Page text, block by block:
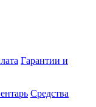
Гарантии и
Средства